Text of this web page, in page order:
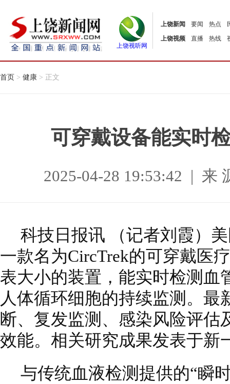
上饶视听网
上饶新闻 要闻 热点
上饶视频
直播 热线
首页 > 健康 > 正文
可穿戴设备能实时
2025-04-28 19:53:42 | 来
科技日报讯 （记者刘霞）
一款名为CircTrek的可穿戴医
表大小的装置，能实时检测血
人体循环细胞的持续监测。
断、复发监测、感染风险评估
效能。相关研究成果发表于新
与传统血液检测提供的“瞬